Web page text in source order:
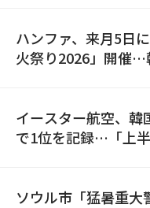
ハンファ、来月5日
火祭り2026」開催…
イースター航空、韓
で1位を記録…「上半
ソウル市「猛暑重大